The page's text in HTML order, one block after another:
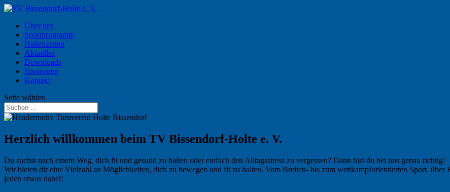
Über uns
Sportprogramm
Hallenzeiten
Aktuelles
Downloads
Sponsoren
Kontakt
Seite wählen
Herzlich willkommen beim TV Bissendorf-Holte e. V.
Du suchst nach einem Weg, dich fit und gesund zu halten oder einfach den Alltagsstress zu vergessen? Dann bist du bei uns genau richtig!
Wir bieten dir eine Vielzahl an Möglichkeiten, dich zu bewegen und fit zu halten. Vom Breiten- bis zum wettkampforientierten Sport, über
jeden etwas dabei!